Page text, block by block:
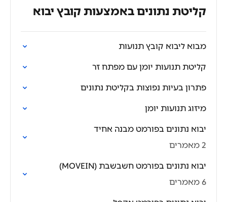
קליטת נתונים באמצעות קובץ יבוא
מבוא ליבוא קובץ תנועות
קליטת תנועות יומן עם מפתח זר
פתרון בעיות נפוצות בקליטת נתונים
מיזוג תנועות יומן
יבוא נתונים בפורמט מבנה אחיד
2 מאמרים
יבוא נתונים בפורמט חשבשבת (MOVEIN)
6 מאמרים